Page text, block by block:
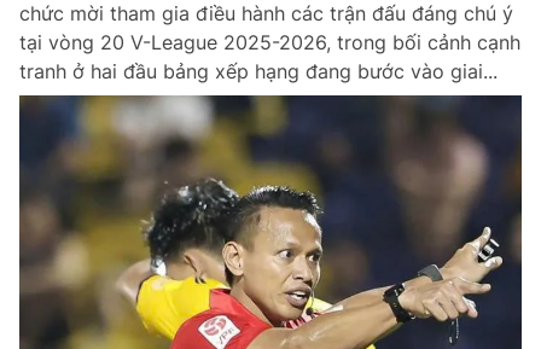
chức mời tham gia điều hành các trận đấu đáng chú ý
tại vòng 20 V-League 2025-2026, trong bối cảnh cạnh
tranh ở hai đầu bảng xếp hạng đang bước vào giai...